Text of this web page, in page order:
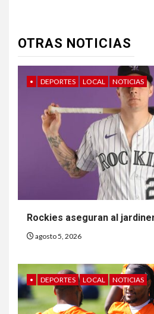
OTRAS NOTICIAS
• DEPORTES LOCAL NOTICIAS
Rockies aseguran al
agosto 5, 2026
• DEPORTES LOCAL NOTICIAS